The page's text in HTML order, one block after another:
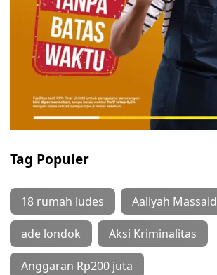
Tag Populer
18 rumah ludes Aaliyah Massaid
ade londok Aksi Kriminalitas
Anggaran Rp200 juta